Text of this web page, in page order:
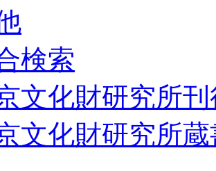
検索
文化財研究所
文化財研究所